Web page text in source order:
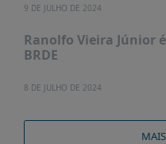
9 DE JULHO DE 2024
Ranolfo Vieira Júnior
BRDE
8 DE JULHO DE 2024